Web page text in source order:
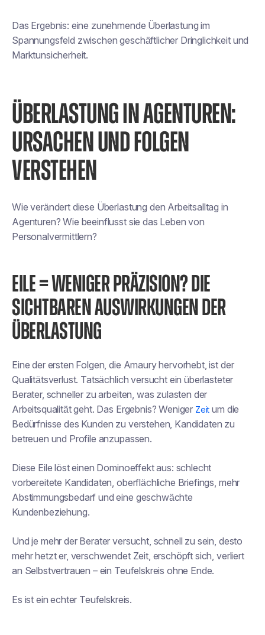
Das Ergebnis: eine zunehmende Überlastung im
Spannungsfeld zwischen geschäftlicher Dringlichkeit und
Marktunsicherheit.
ÜBERLASTUNG IN AGENTUREN:
URSACHEN UND FOLGEN
VERSTEHEN
Wie verändert diese Überlastung den Arbeitsalltag in
Agenturen? Wie beeinflusst sie das Leben von
Personalvermittlern?
EILE = WENIGER PRÄZISION? DIE
SICHTBAREN AUSWIRKUNGEN DER
ÜBERLASTUNG
Eine der ersten Folgen, die Amaury hervorhebt, ist der
Qualitätsverlust. Tatsächlich versucht ein überlasteter
Berater, schneller zu arbeiten, was zulasten der
Arbeitsqualität geht. Das Ergebnis? Weniger Zeit um die
Bedürfnisse des Kunden zu verstehen, Kandidaten zu
betreuen und Profile anzupassen.
Diese Eile löst einen Dominoeffekt aus: schlecht
vorbereitete Kandidaten, oberflächliche Briefings, mehr
Abstimmungsbedarf und eine geschwächte
Kundenbeziehung.
Und je mehr der Berater versucht, schnell zu sein, desto
mehr hetzt er, verschwendet Zeit, erschöpft sich, verliert
an Selbstvertrauen – ein Teufelskreis ohne Ende.
Es ist ein echter Teufelskreis.